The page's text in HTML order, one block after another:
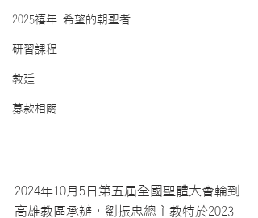
2025禧年-希望的朝聖者
研習課程
教廷
募款相關
2024年10月5日第五屆全國聖體大會輪到
高雄教區承辦，劉振忠總主教特於2023